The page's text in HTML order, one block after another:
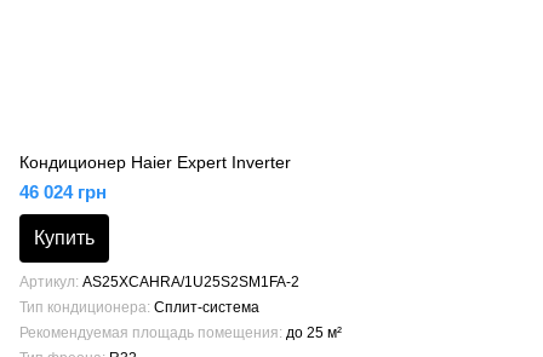
Кондиционер Haier Expert Inverter
46 024 грн
Купить
Артикул AS25XCAHRA/1U25S2SM1FA-2
Тип кондиционера Сплит-система
Рекомендуемая площадь помещения до 25 м²